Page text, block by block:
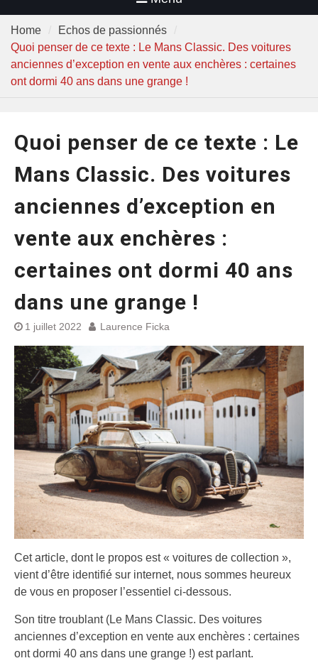
Home
Echos de passionnés
Quoi penser de ce texte : Le Mans Classic. Des voitures
anciennes d’exception en vente aux enchères : certaines
ont dormi 40 ans dans une grange !
Quoi penser de ce texte : Le
Mans Classic. Des voitures
anciennes d’exception en
vente aux enchères :
certaines ont dormi 40 ans
dans une grange !
1 juillet 2022 Laurence Ficka
Cet article, dont le propos est « voitures de collection »,
vient d’être identifié sur internet, nous sommes heureux
de vous en proposer l’essentiel ci-dessous.
Son titre troublant (Le Mans Classic. Des voitures
anciennes d’exception en vente aux enchères : certaines
ont dormi 40 ans dans une grange !) est parlant.